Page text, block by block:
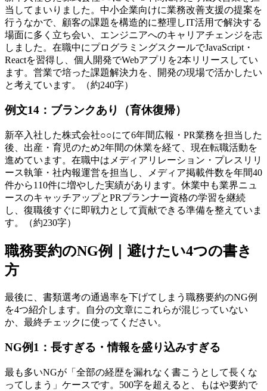
当してまいりました。中小企業向けに業務改善支援の提案を
行うなかで、顧客の課題を構造的に整理しIT活用で解決する
場面に多く立ち会い、エンジニアへのキャリアチェンジを志
しました。在職中にプログラミングスクールでJavaScript・
Reactを習得し、個人開発でWebアプリを2本リリースしてい
ます。営業で培った課題解決力を、開発の現場で活かしたい
と考えています。（約240字）
例文14：ブランクあり（育休復帰）
新卒入社した株式会社○○にて6年間広報・PR業務を担当した
後、出産・育児のため2年間の休業を経て、現在転職活動を
進めています。在職中はメディアリレーション・プレスリリ
ース執筆・社内報運営を担当し、メディア掲載件数を年間40
件から110件に増やした実績があります。休業中も業界ニュ
ースのキャッチアップとPRプランナー資格の学習を継続
し、復職後すぐに即戦力として貢献できる準備を整えていま
す。（約230字）
職務要約のNG例｜避けたい4つの書き
方
最後に、書類選考の通過率を下げてしまう職務要約のNG例
を4つ紹介します。自分の文章にこれらが混じっていない
か、最終チェックに使ってください。
NG例1：長すぎる・情報を盛り込みすぎる
最も多いNGが「全部の経歴を漏れなく書こうとして長くな
ってしまう」ケースです。500字を超えると、もはや要約で